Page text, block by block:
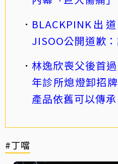
BLACKPINK出
JISOO公開道歉
林逸欣喪父後首
年診所熄燈卸招
產品依舊可以傳承
#丁噹